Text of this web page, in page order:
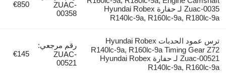
Zuac-0035 لـ حفارة Hyundai Robex
R140lc-9a, R160lc-9a, R180lc-9a
ZUAC-
00358
€850
ترس عمود الحدبات Hyundai Robex
R140lc-9a, R160lc-9a Timing Gear Z72
Zuac-00521 لـ حفارة Hyundai Robex
R140lc-9a, R160lc-9a
رقم مرجعي:
ZUAC-
00521
€145